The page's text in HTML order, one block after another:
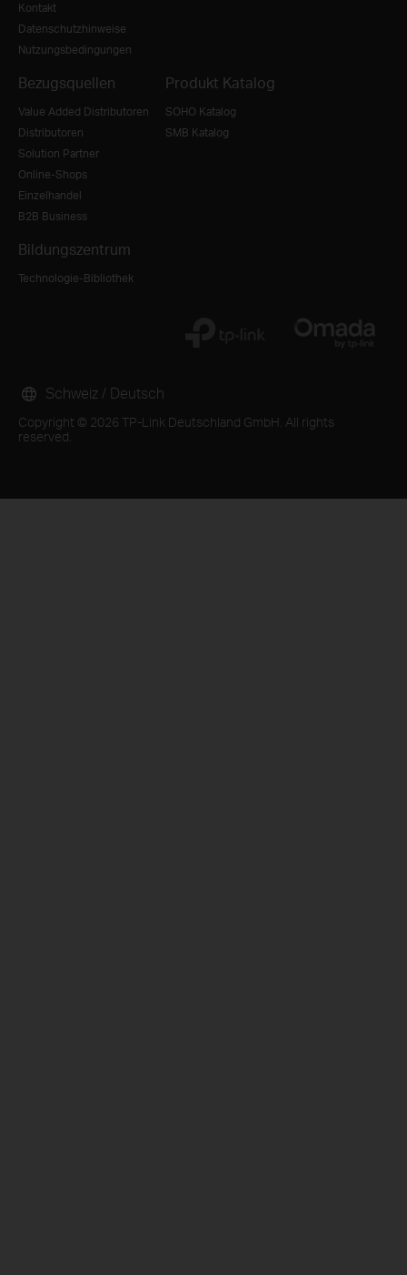
Kontakt
Datenschutzhinweise
Nutzungsbedingungen
Bezugsquellen
Value Added Distributoren
Distributoren
Solution Partner
Online-Shops
Einzelhandel
B2B Business
Produkt Katalog
SOHO Katalog
SMB Katalog
Bildungszentrum
Technologie-Bibliothek
Copyright © 2026 TP-Link Deutschland GmbH. All rights
reserved.
Schweiz / Deutsch